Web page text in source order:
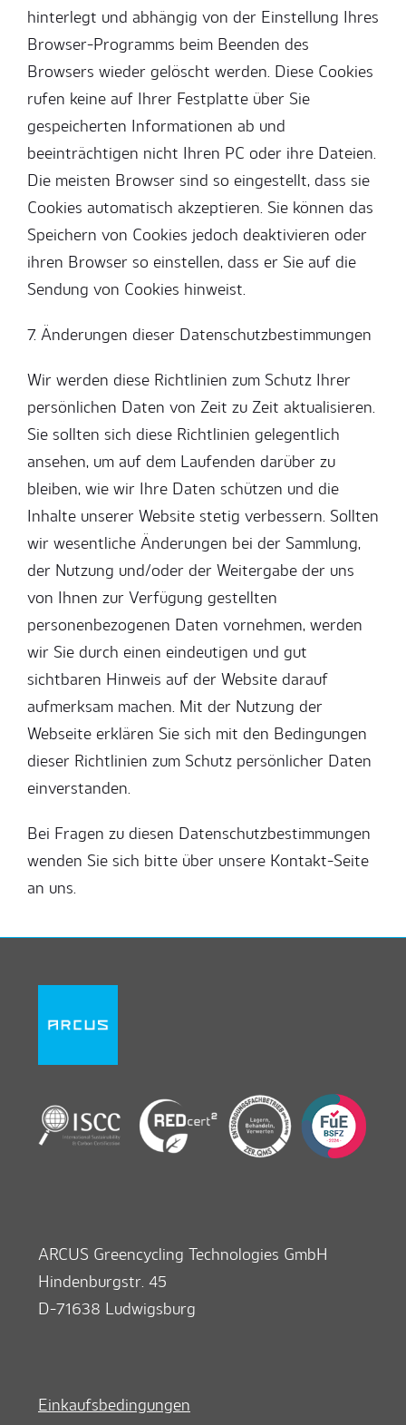
hinterlegt und abhängig von der Einstellung Ihres
Browser-Programms beim Beenden des
Browsers wieder gelöscht werden. Diese Cookies
rufen keine auf Ihrer Festplatte über Sie
gespeicherten Informationen ab und
beeinträchtigen nicht Ihren PC oder ihre Dateien.
Die meisten Browser sind so eingestellt, dass sie
Cookies automatisch akzeptieren. Sie können das
Speichern von Cookies jedoch deaktivieren oder
ihren Browser so einstellen, dass er Sie auf die
Sendung von Cookies hinweist.
7. Änderungen dieser Datenschutzbestimmungen
Wir werden diese Richtlinien zum Schutz Ihrer
persönlichen Daten von Zeit zu Zeit aktualisieren.
Sie sollten sich diese Richtlinien gelegentlich
ansehen, um auf dem Laufenden darüber zu
bleiben, wie wir Ihre Daten schützen und die
Inhalte unserer Website stetig verbessern. Sollten
wir wesentliche Änderungen bei der Sammlung,
der Nutzung und/oder der Weitergabe der uns
von Ihnen zur Verfügung gestellten
personenbezogenen Daten vornehmen, werden
wir Sie durch einen eindeutigen und gut
sichtbaren Hinweis auf der Website darauf
aufmerksam machen. Mit der Nutzung der
Webseite erklären Sie sich mit den Bedingungen
dieser Richtlinien zum Schutz persönlicher Daten
einverstanden.
Bei Fragen zu diesen Datenschutzbestimmungen
wenden Sie sich bitte über unsere Kontakt-Seite
an uns.
ARCUS Greencycling Technologies GmbH
Hindenburgstr. 45
D-71638 Ludwigsburg
Einkaufsbedingungen